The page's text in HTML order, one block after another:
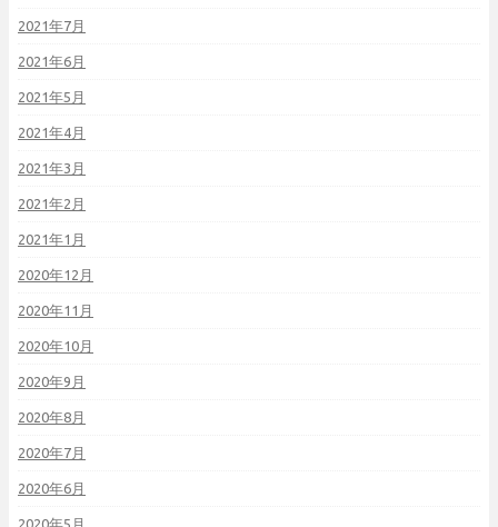
2021年7月
2021年6月
2021年5月
2021年4月
2021年3月
2021年2月
2021年1月
2020年12月
2020年11月
2020年10月
2020年9月
2020年8月
2020年7月
2020年6月
2020年5月